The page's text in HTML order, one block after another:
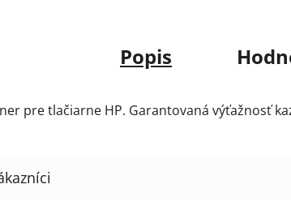
Popis
pre tlačiarne HP. Garantovaná výťažnosť